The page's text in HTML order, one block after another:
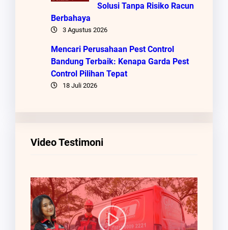
Solusi Tanpa Risiko Racun
Berbahaya
3 Agustus 2026
Mencari Perusahaan Pest Control
Bandung Terbaik: Kenapa Garda Pest
Control Pilihan Tepat
18 Juli 2026
Video Testimoni